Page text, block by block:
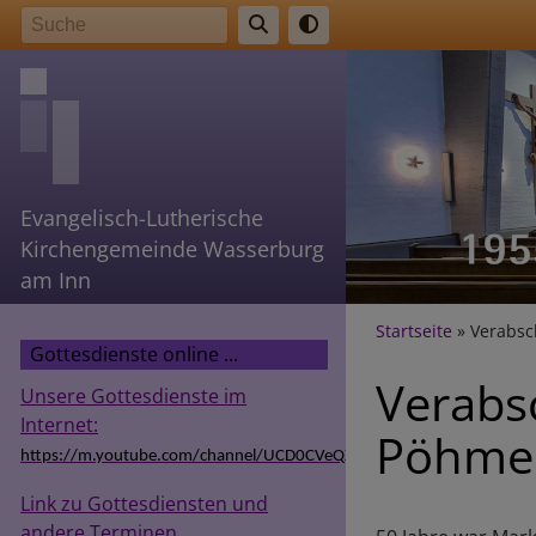
Direkt
zum
Inhalt
Evangelisch-Lutherische
Kirchengemeinde Wasserburg
am Inn
Gottesdienste online ...
Unsere Gottesdienste im
Internet:
https://m.youtube.com/channel/UCD0CVeQZSg9hODT9EIzv24Q
Link zu Gottesdiensten und
Startseite